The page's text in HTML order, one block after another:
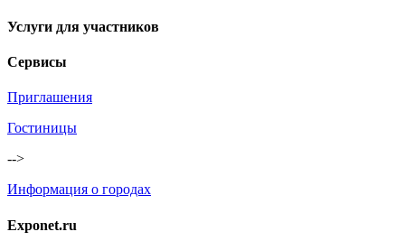
Услуги для участников
Сервисы
Приглашения
Гостиницы
-->
Информация о городах
Exponet.ru